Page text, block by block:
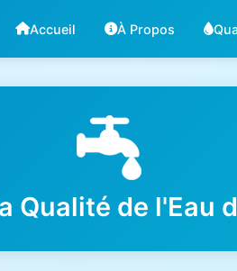
Accueil À Propos
Qualité de l'Eau